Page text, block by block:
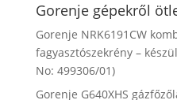
Gorenje gépekről
Gorenje NRK6191CW
fagyasztószekrény –
No: 499306/01)
Gorenje G640XHS